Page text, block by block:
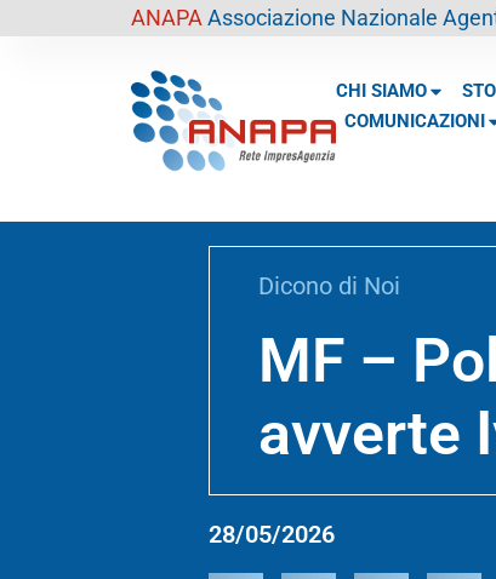
ANAPA Associazione Nazionale
CHI SIAMO
COMUNICAZIONI
Dicono di Noi
MF –
avverte
28/05/2026